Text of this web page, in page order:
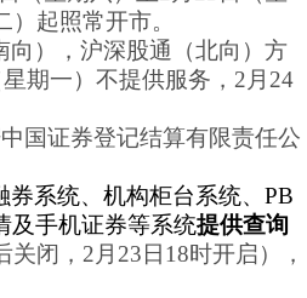
）起照常开市。
向），沪深股通（北向）方
期一）不提供服务，2月24
国证券登记结算有限责任公
系统、机构柜台系统、 PB
及手机证券等系统提供查询
关闭，2月23日18时开启），